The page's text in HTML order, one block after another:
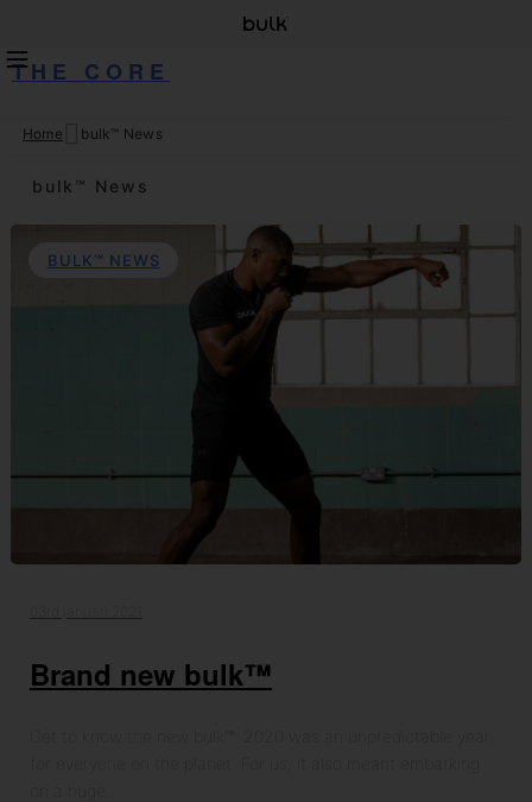
THE CORE
Skip
content
Home bulk™ News
bulk™ News
BULK™ NEWS
Brand new bulk™